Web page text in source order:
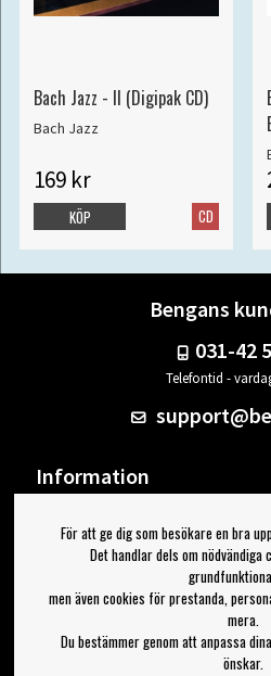
Bach Jazz - II (Digipak CD)
Bach Jazz
169 kr
CD
KÖP
Bengans
031-42
Telefontid -
Information
Om Bengans
FAQ / Köp- & Leveransvillkor
Jag vill ha tips
För att ge dig som besökare en bra
Det handlar dels om
men även cookies för prestanda,
mera.
Du bestämmer genom att anpassa
önskar.